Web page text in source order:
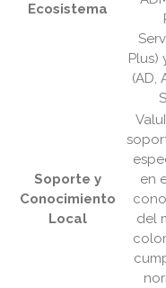
Ecosistema
Plus)
(AD,
Soporte y
Conocimiento
Local
en
del